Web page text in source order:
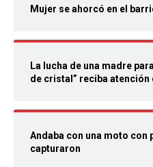
Mujer se ahorcó en el
La lucha de una madre
de cristal” reciba
Andaba con una moto con
capturaron